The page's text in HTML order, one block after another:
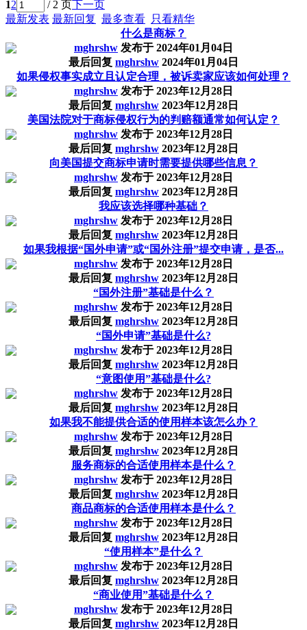
12 / 2 页下一页
最新发表 最新回复 最多查看 只看精华
什么是商标？
mghrshw 发布于 2024年01月04日
最后回复 mghrshw 2024年01月04日
如果侵权事实成立且认定合理，被诉卖家应该如何处理？
mghrshw 发布于 2023年12月28日
最后回复 mghrshw 2023年12月28日
美国法院对于商标侵权行为的判赔额通常如何认定？
mghrshw 发布于 2023年12月28日
最后回复 mghrshw 2023年12月28日
向美国提交商标申请时需要提供哪些信息？
mghrshw 发布于 2023年12月28日
最后回复 mghrshw 2023年12月28日
我应该选择哪种基础？
mghrshw 发布于 2023年12月28日
最后回复 mghrshw 2023年12月28日
如果我根据“国外申请”或“国外注册”提交申请，是否...
mghrshw 发布于 2023年12月28日
最后回复 mghrshw 2023年12月28日
“国外注册”基础是什么？
mghrshw 发布于 2023年12月28日
最后回复 mghrshw 2023年12月28日
“国外申请”基础是什么?
mghrshw 发布于 2023年12月28日
最后回复 mghrshw 2023年12月28日
“意图使用”基础是什么?
mghrshw 发布于 2023年12月28日
最后回复 mghrshw 2023年12月28日
如果我不能提供合适的使用样本该怎么办？
mghrshw 发布于 2023年12月28日
最后回复 mghrshw 2023年12月28日
服务商标的合适使用样本是什么？
mghrshw 发布于 2023年12月28日
最后回复 mghrshw 2023年12月28日
商品商标的合适使用样本是什么？
mghrshw 发布于 2023年12月28日
最后回复 mghrshw 2023年12月28日
“使用样本”是什么？
mghrshw 发布于 2023年12月28日
最后回复 mghrshw 2023年12月28日
“商业使用”基础是什么？
mghrshw 发布于 2023年12月28日
最后回复 mghrshw 2023年12月28日